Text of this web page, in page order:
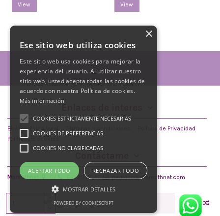
Añadir al carrito
View View
Envío
Política de Privacidad
Política de cookies
Maresthnat 621 29 27 46 pedidos@maresthnat.com
Maresthnat © 2026 | Todos los derechos reservados
×
Ese sitio web utiliza cookies
Este sitio web usa cookies para mejorar la
experiencia del usuario. Al utilizar nuestro
sitio web, usted acepta todas las cookies de
acuerdo con nuestra Política de cookies.
Más información
COOKIES ESTRICTAMENTE NECESARIAS
COOKIES DE PREFERENCIAS
COOKIES NO CLASIFICADAS
ACEPTAR TODO RECHAZAR TODO
MOSTRAR DETALLES
POWERED BY COOKIESCRIPT